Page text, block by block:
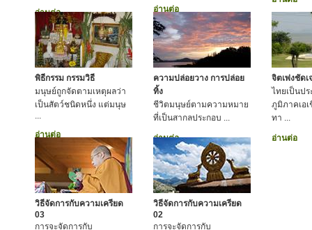
อ่านต่อ
อ่านต่อ
พิธีกรรม กรรมวิธี
มนุษย์ถูกจัดตามเหตุผลว่า
เป็นสัตว์ชนิดหนึ่ง แต่มนุษ
...
อ่านต่อ
ความปล่อยวาง การปล่อย
ทิ้ง
ชีวิตมนุษย์ตามความหมาย
ที่เป็นสากลประกอบ ...
อ่านต่อ
จิตเพ่งชัด
ไทยเป็นปร
ภูมิภาคเอ
ทา ...
อ่านต่อ
วิธีจัดการกับความเครียด
03
การจะจัดการกับ
วิธีจัดการกับความเครียด
02
การจะจัดการกับ